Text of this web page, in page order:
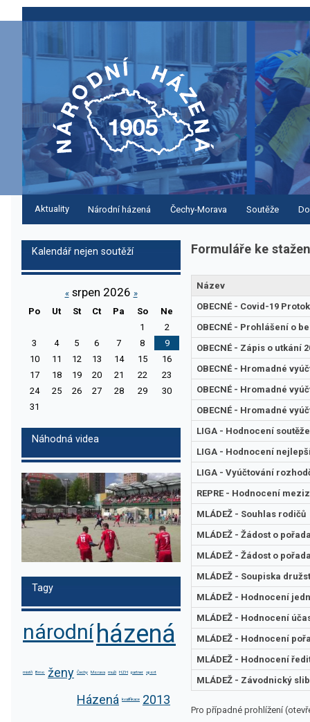
Aktuality Národní házená Čechy-Morava Soutěže
Kalendář nejen soutěží
«srpen 2026 »
Po
Ut St Ct Pa So
Ne
1
2
3
4 5 6 7 8
9
10
11 12 13 14 15
16
17
18 19 20 21 22
23
24
25 26 27 28 29
30
31
Náhodná videa
Tagy
národní házená
mistři Brno ženy Čechy Morava muži HZH partner sport
Házená kvalifikace 2013
Formuláře ke
Název
OBECNÉ - Covid-19
OBECNÉ - Prohlášení o
OBECNÉ - Zápis o utkání
OBECNÉ - Hromadné
OBECNÉ - Hromadné
OBECNÉ - Hromadné
LIGA - Hodnocení soutěže
LIGA - Hodnocení
LIGA - Vyúčtování
REPRE - Hodnocení
MLÁDEŽ - Souhlas rodičů
MLÁDEŽ - Žádost o
MLÁDEŽ - Žádost o
MLÁDEŽ - Soupiska
MLÁDEŽ - Hodnocení
MLÁDEŽ - Hodnocení
MLÁDEŽ - Hodnocení
MLÁDEŽ - Hodnocení
MLÁDEŽ - Závodnický slib
Pro případné prohlížení